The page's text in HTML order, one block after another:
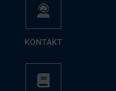
KON­TAKT